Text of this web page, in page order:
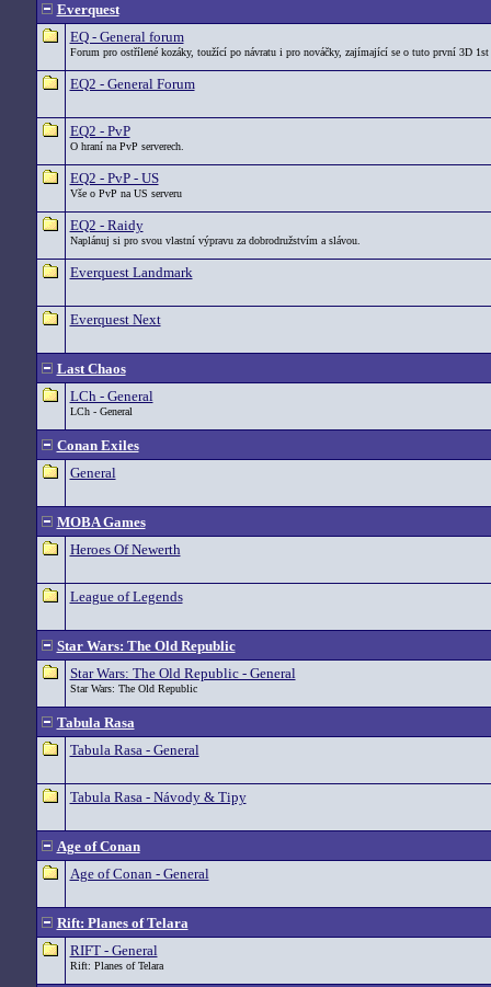
Everquest
EQ - General forum
Forum pro ostřílené kozáky, toužící po návratu i pro nováčky, zajímající se o tuto první 3D 1st
EQ2 - General Forum
EQ2 - PvP
O hraní na PvP serverech.
EQ2 - PvP - US
Vše o PvP na US serveru
EQ2 - Raidy
Naplánuj si pro svou vlastní výpravu za dobrodružstvím a slávou.
Everquest Landmark
Everquest Next
Last Chaos
LCh - General
LCh - General
Conan Exiles
General
MOBA Games
Heroes Of Newerth
League of Legends
Star Wars: The Old Republic
Star Wars: The Old Republic - General
Star Wars: The Old Republic
Tabula Rasa
Tabula Rasa - General
Tabula Rasa - Návody & Tipy
Age of Conan
Age of Conan - General
Rift: Planes of Telara
RIFT - General
Rift: Planes of Telara